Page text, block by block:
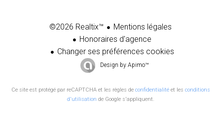
©2026 Realtix™
Mentions légales
Honoraires d'agence
Changer ses préférences cookies
Design by Apimo™
Ce site est protégé par reCAPTCHA et les règles de confidentialitéet les conditions
d'utilisation de Google s'appliquent.